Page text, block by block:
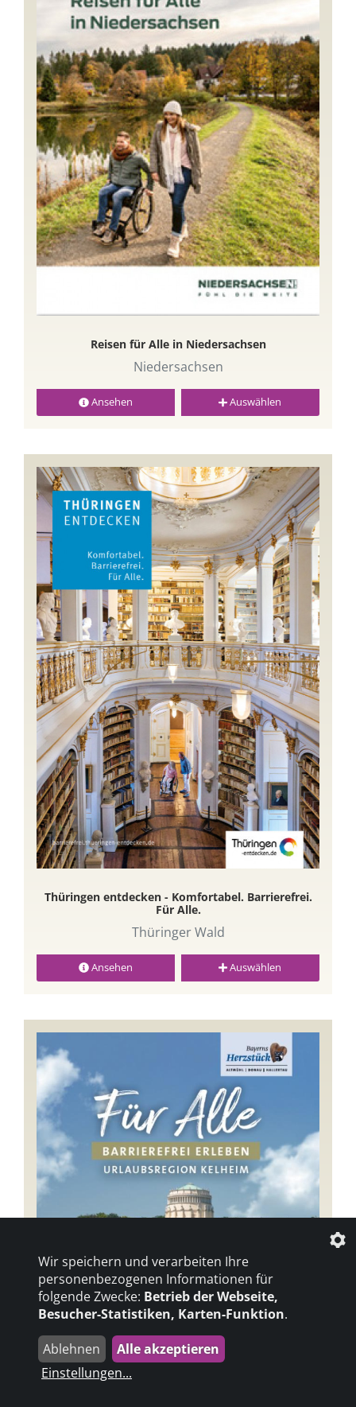
Reisen für Alle in Niedersachsen
Niedersachsen
Ansehen Auswählen
Thüringen entdecken - Komfortabel. Barrierefrei.
Für Alle.
Thüringer Wald
Ansehen Auswählen
Wir speichern und verarbeiten Ihre
personenbezogenen Informationen für
folgende Zwecke: Betrieb der Webseite,
Besucher-Statistiken, Karten-Funktion.
Ablehnen
Alle akzeptieren
Einstellungen...